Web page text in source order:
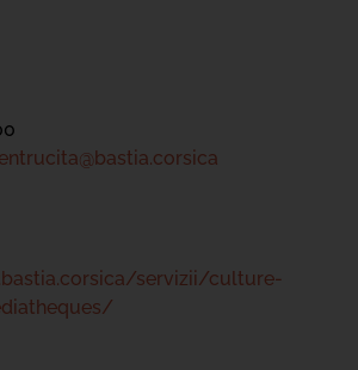
servizii/culture-